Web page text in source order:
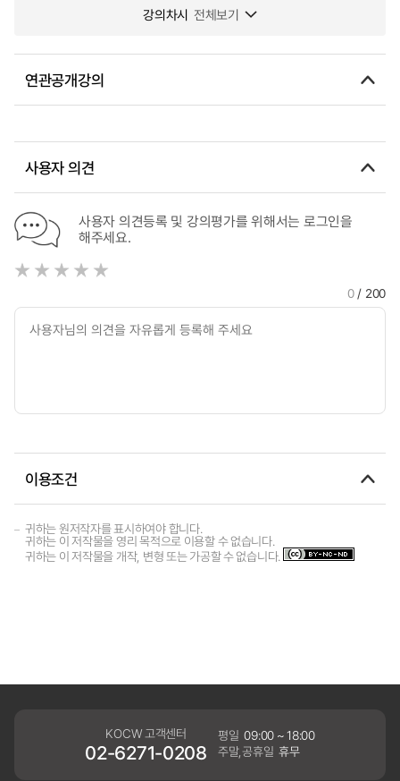
강의차시 전체보기
연관공개강의
사용자 의견
사용자 의견등록 및 강의평가를 위해서는 로그인을
해주세요.
0/ 200
이용조건
귀하는 원저작자를 표시하여야 합니다.
귀하는 이 저작물을 영리 목적으로 이용할 수 없습니다.
귀하는 이 저작물을 개작, 변형 또는 가공할 수 없습니다.
KOCW 고객센터
02-6271-0208
평일 09:00 ~ 18:00
주말,공휴일 휴무